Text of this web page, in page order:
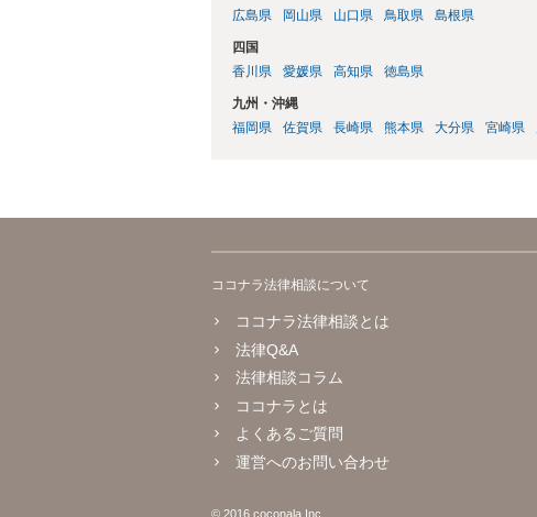
広島県
岡山県 山口県 鳥取県 島根県
四国
香川県
愛媛県 高知県 徳島県
九州・沖縄
福岡県
佐賀県 長崎県 熊本県 大分県 宮崎県
ココナラ法律相談について
ココナラ法律相談とは
法律Q&A
法律相談コラム
ココナラとは
よくあるご質問
運営へのお問い合わせ
© 2016 coconala Inc.